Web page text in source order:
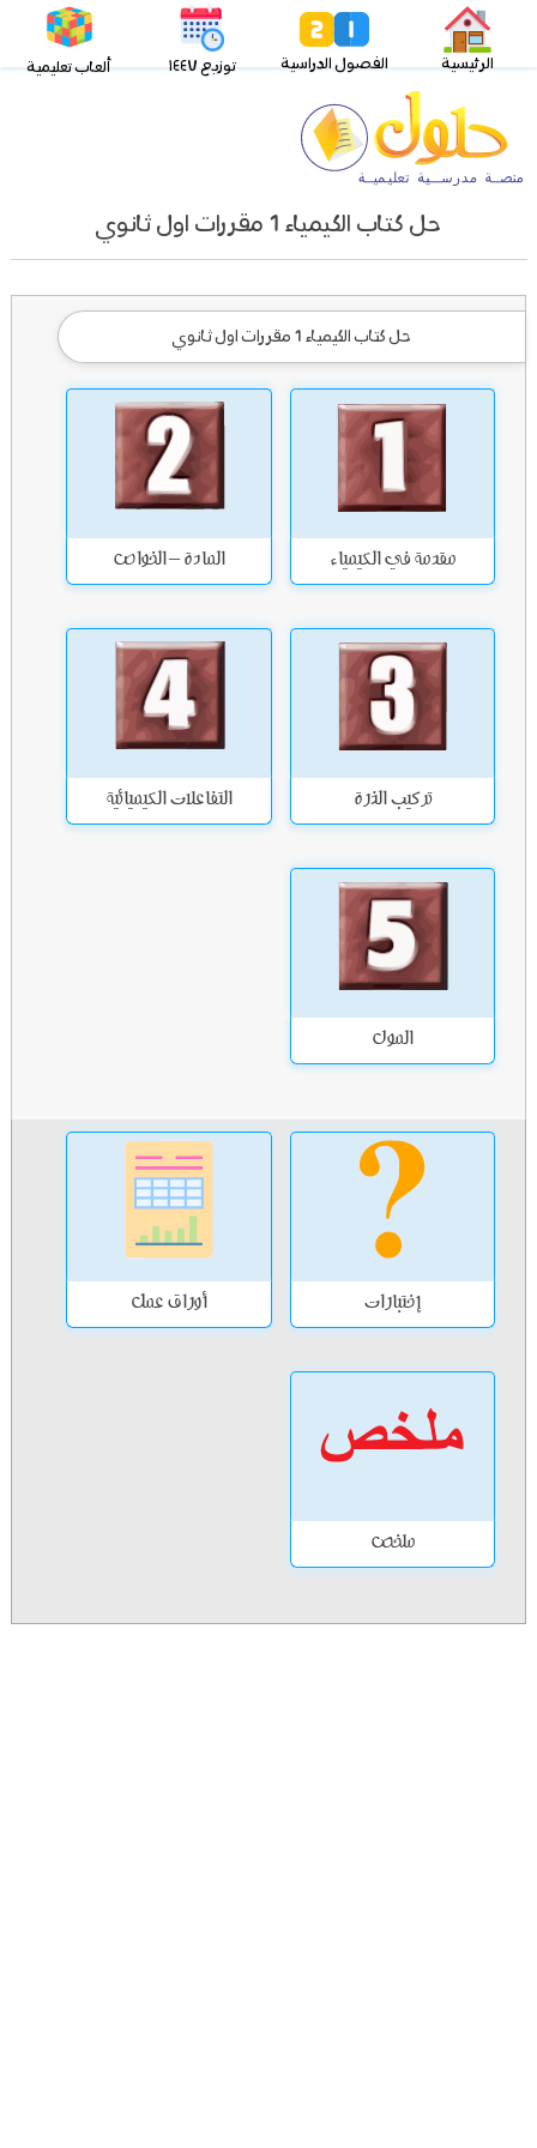
الرئيسية الفصول الدراسية توزيع ١٤٤٧ ألعاب تعليمية
حل كتاب الكيمياء 1 مقررات اول ثانوي
حل كتاب الكيمياء 1 مقررات اول ثانوي
مقدمة في الكيمياء المادة – الخواص
تركيب الذرة التفاعلات الكيميائية
المول
إختبارات أوراق عمل
ملخص